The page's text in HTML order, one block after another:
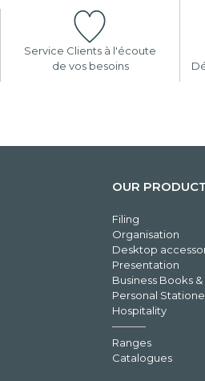
Service Clients à l'écoute
de vos besoins
OUR
Filing
Organisation
Desktop
Presentation
Business Books &
Personal
Hospitality
Ranges
Catalogues